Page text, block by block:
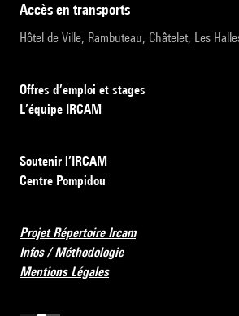
accès en transports
Hôtel de Ville, Rambuteau, Châtelet, Les
Offres d’emploi et stages
L’équipe IRCAM
Soutenir l’IRCAM
Centre Pompidou
Projet Répertoire Ircam
Infos / Méthodologie
Mentions Légales